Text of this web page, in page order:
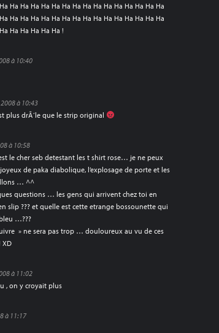
Ha Ha Ha Ha Ha Ha Ha Ha Ha Ha Ha Ha Ha Ha Ha
Ha Ha Ha Ha Ha Ha Ha Ha Ha Ha Ha Ha Ha Ha Ha
Ha Ha Ha Ha Ha !
à 10:40
à 10:43
plus drÃ´le que le strip original
à 10:58
le cher seb detestant les t shirt rose… je ne peux
de paka diabolique, l’explosage de porte et les
… ^^
questions … les gens qui arrivent chez toi en
slip ??? et quelle est cette etrange bossounette qui
…???
» ne sera pas trop … douloureux au vu de ces
XD
à 11:02
, on y croyait plus
à 11:17